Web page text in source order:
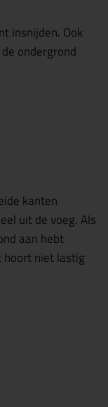
insnijden. Ook
ondergrond
kanten
uit de voeg. Als
aan hebt
hoort niet lastig